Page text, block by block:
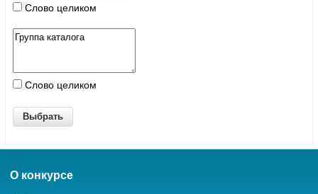
Слово целиком
Слово целиком
О конкурсе